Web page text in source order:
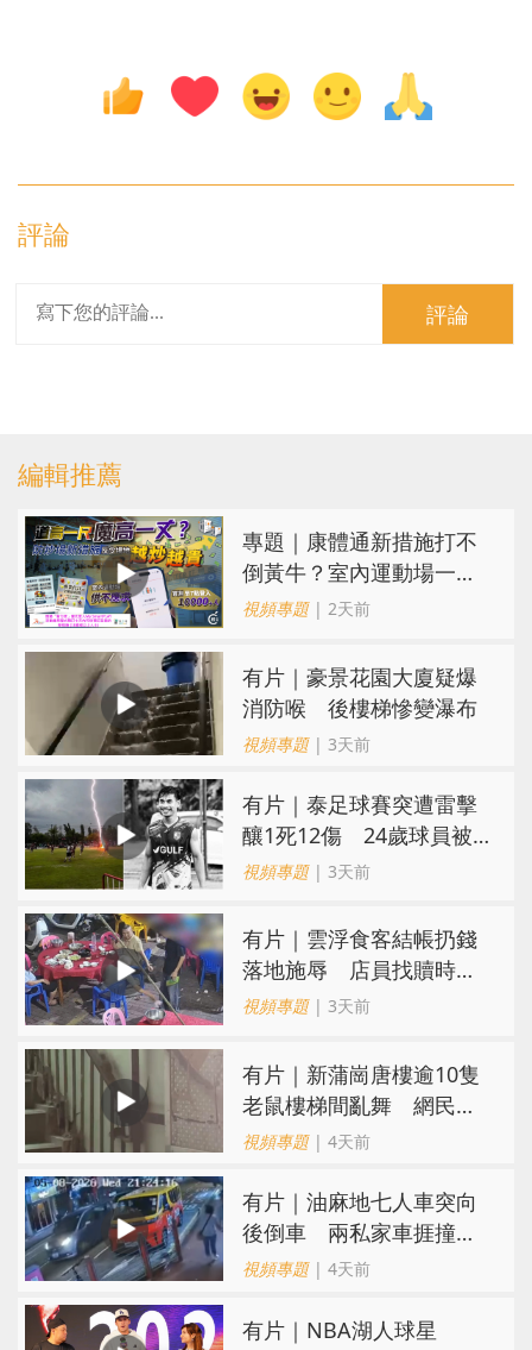
評論
評論
編輯推薦
專題｜康體通新措施打不
倒黃牛？室內運動場一場
難求越炒越貴
視頻專題| 2天前
有片｜豪景花園大廈疑爆
消防喉 後樓梯慘變瀑布
視頻專題| 3天前
有片｜泰足球賽突遭雷擊
釀1死12傷 24歲球員被
閃電劈中亡
視頻專題| 3天前
​有片｜雲浮食客結帳扔錢
落地施辱 店員找贖時還
施彼身獲老闆肯定
視頻專題| 3天前
有片｜新蒲崗唐樓逾10隻
老鼠樓梯間亂舞 網民嚇
親：每次經過都要好大勇
視頻專題| 4天前
有片｜油麻地七人車突向
後倒車 兩私家車捱撞
司機不顧而去
視頻專題| 4天前
有片｜NBA湖人球星